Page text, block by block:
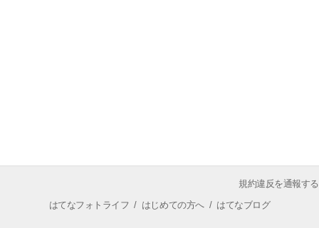
規約違反を通報する
はてなフォトライフ / はじめての方へ/ はてなブログ